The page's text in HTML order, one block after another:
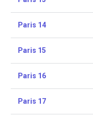
Paris 14
Paris 15
Paris 16
Paris 17